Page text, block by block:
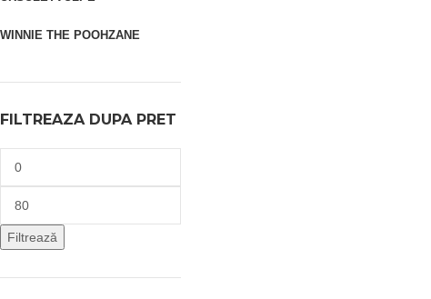
WINNIE THE POOHZANE
FILTREAZA DUPA PRET
Filtrează